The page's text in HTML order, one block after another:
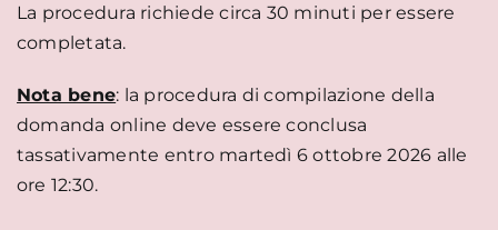
La procedura richiede circa 30 minuti per essere
completata.
Nota bene: la procedura di compilazione della
domanda online deve essere conclusa
tassativamente entro martedì 6 ottobre 2026 alle
ore 12:30.